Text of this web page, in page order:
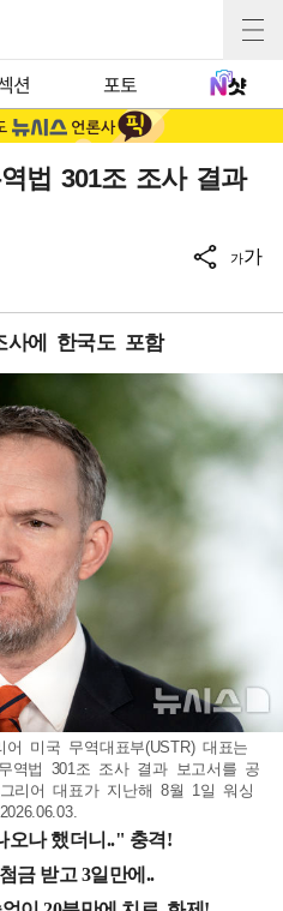
션 포토
법 301조 조사 결과
가가
에 한국도 포함
미국 무역대표부(USTR) 대표는
역법 301조 조사 결과 보고서를 공
리어 대표가 지난해 8월 1일 워싱